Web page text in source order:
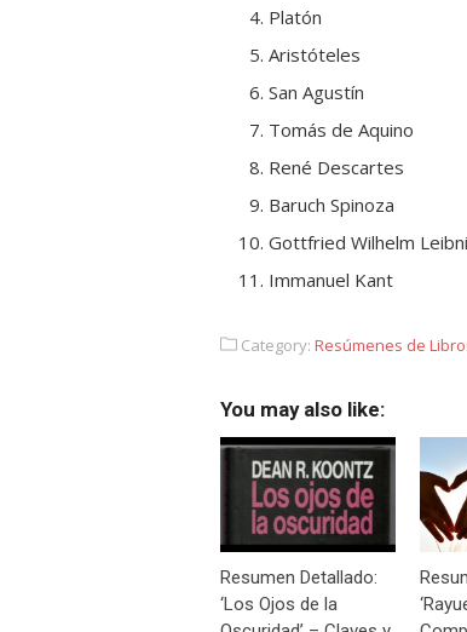
Platón
Aristóteles
San Agustín
Tomás de Aquino
René Descartes
Baruch Spinoza
Gottfried Wilhelm
Immanuel Kant
Category: Resúmenes de
You may also like:
Resumen Detallado:
‘Los Ojos de la